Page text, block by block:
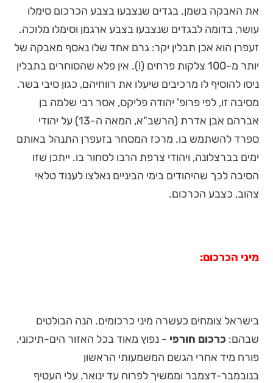
את האבקה בשמן. בגדים שנצבעו בצבע הכרכום סימלו
עושר, בדומה לבגדים שנצבעו בצבע ארגמן וסימלו מלוכה.
זעפרן הוא אכן תבלין יקר: גרם אחד שלו נאסף מאבקה של
יותר מ-100 צלקות פרחים (!). אין פלא שהסוחרים בתבלין
ניסו להוסיף לו מרכיבים שיעלו את רווחיהם, כגון סיבי בשר.
מסיבה זו, לפי פרופ' יהודה פליקס, אסר רבי שלמה בן
אברהם אבן אדרת (הרשב"א, המאה ה-13) על יהודי
ספרד להשתמש בו. מרכז המסחר בזעפרן התנהל באותם
ימים בברצלונה, ויהודי צרפת הרבו לסחור בו. ייתכן שזו
הסיבה לכך שהיהודים בימי הביניים נאלצו לענוד טלאי
צהוב, כצבע הכרכום.
מיני הכרכום:
בישראל צומחים כעשרה מיני כרכומים. הנה הבולטים
שבהם: כרכום חורפי - נפוץ מאוד בכל האזור הים-תיכוני.
פורח מיד אחרי הגשם המשמעותי הראשון
בנובמבר-דצמבר וממשיך לפרוח עד ינואר. עלי העטיף